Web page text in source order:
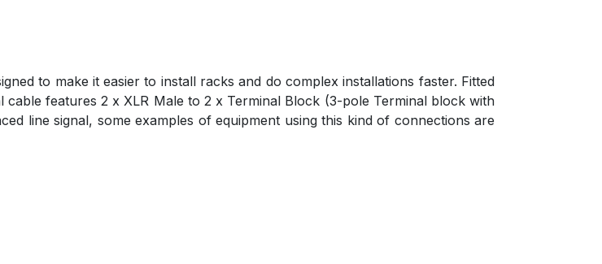
to make it easier to install racks and do complex installations faster. Fitted
features 2 x XLR Male to 2 x Terminal Block (3-pole Terminal block with
line signal, some examples of equipment using this kind of connections are